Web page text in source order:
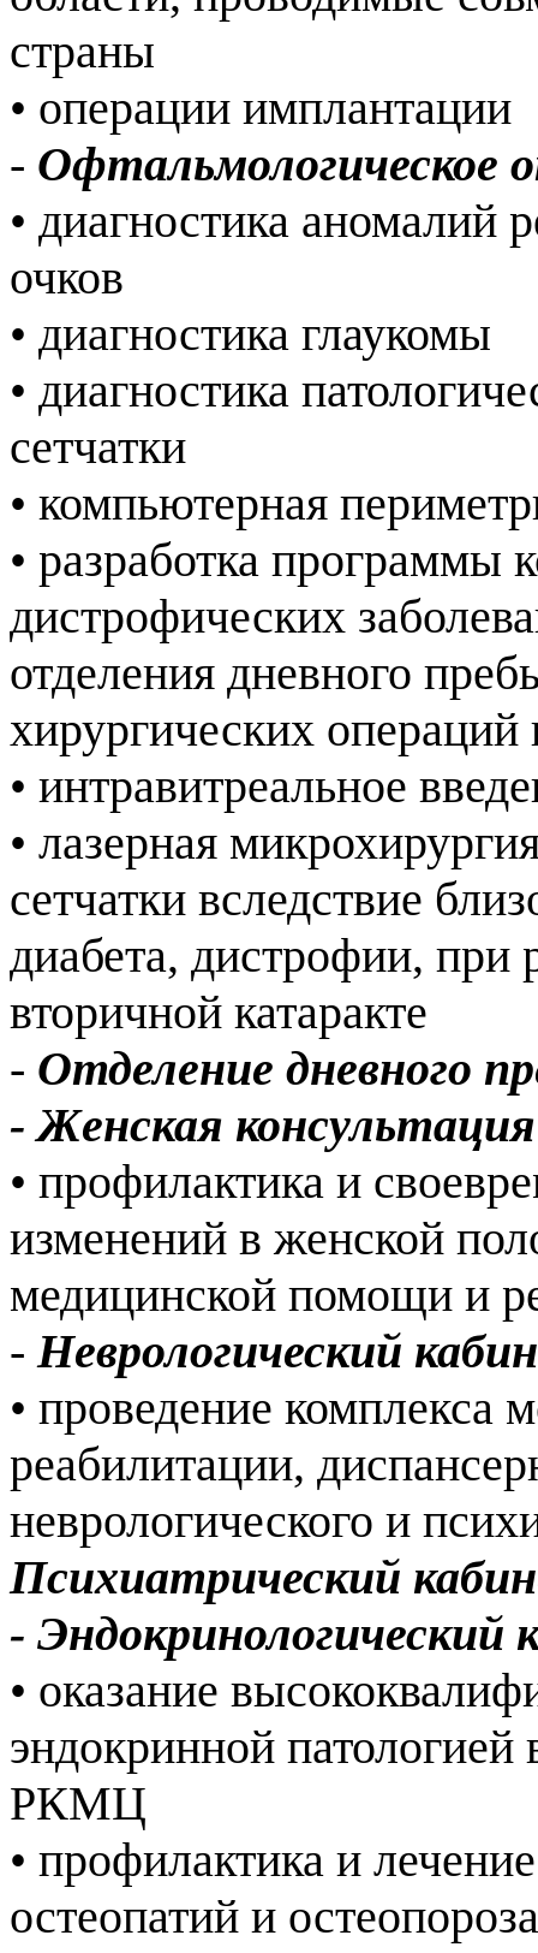
страны
• операции имплантации
- Офтальмологическое
• диагностика
очков
• диагностика глаукомы
• диагностика
сетчатки
• компьютерная
• разработка программы
дистрофических
отделения дневного
хирургических
• интравитреальное
• лазерная
сетчатки вследствие
диабета, дистрофии, при
вторичной катаракте
- Отделение дневного
- Женская
• профилактика и
изменений в женской
медицинской помощи и
-Неврологический
• проведение комплекса
реабилитации,
неврологического и
Психиатрический
- Эндокринологический
• оказание
эндокринной
РКМЦ
• профилактика и
остеопатий и